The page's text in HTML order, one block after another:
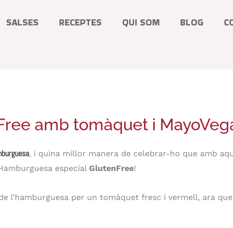
SALSES RECEPTES QUI SOM BLOG
amb tomàquet i
, i quina millor manera de celebrar-ho que amb
especial GlutenFree!
l’hamburguesa per un tomàquet fresc i vermell, ara